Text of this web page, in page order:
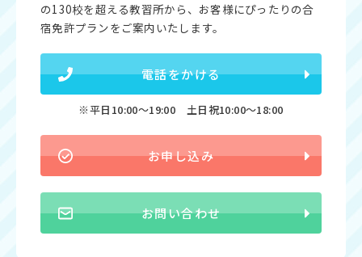
の130校を超える教習所から、お客様にぴったりの合
宿免許プランをご案内いたします。
電話をかける
※平日10:00〜19:00 土日祝10:00〜18:00
お申し込み
お問い合わせ